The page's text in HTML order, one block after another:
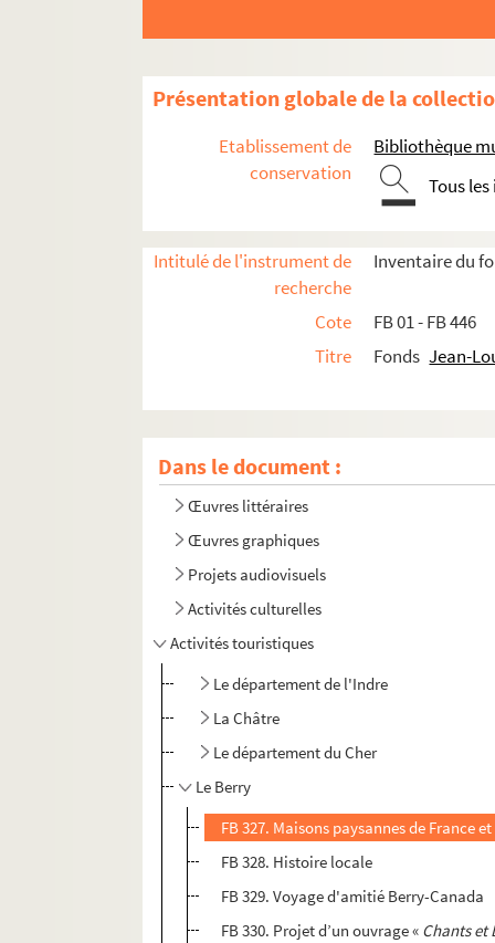
Présentation globale de la
Etablissement de
conservation
Bibliothèque
Tous
Intitulé de l'instrument de
recherche
Inventaire du
Cote
FB 01 - FB 446
Titre
Fonds Jean-
Dans le document :
Œuvres littéraires
Œuvres graphiques
Projets audiovisuels
Activités culturelles
Activités touristiques
Le département de l'Indre
La Châtre
Le département du Cher
Le Berry
FB 327. Maisons paysannes de France
FB 328. Histoire locale
FB 329. Voyage d'amitié Berry-Canada
FB 330. Projet d’un ouvrage « Chants et